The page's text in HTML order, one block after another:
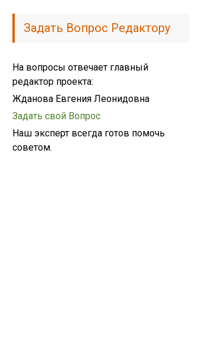
Задать Вопрос Редактору
На вопросы отвечает главный
редактор проекта:
Жданова Евгения Леонидовна
Задать свой Вопрос
Наш эксперт всегда готов помочь
советом.